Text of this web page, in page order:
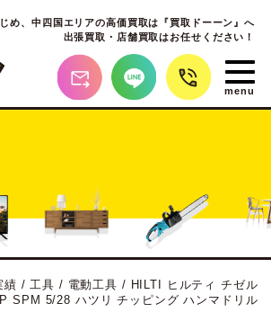
め、中四国エリアの高価買取は『買取ドーーン』へ
出張買取・店舗買取はお任せください！
績 /工具 / 電動工具 / HILTI ヒルティ チゼル
SPM 5/28 ハツリ チッピング ハンマドリル